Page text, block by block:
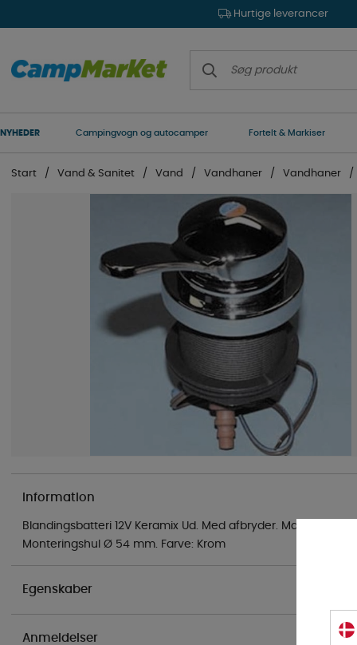
Hurtige leverancer
NYHEDER Campingvogn og autocamper Fortelt & Markiser
Start Vand & Sanitet Vand Vandhaner Vandhaner
Information
Blandingsbatteri 12V Keramix Ud. Med afbryder. Maks. tryk 6
Monteringshul Ø 54 mm. Farve: Krom
Egenskaber
Anmeldelser